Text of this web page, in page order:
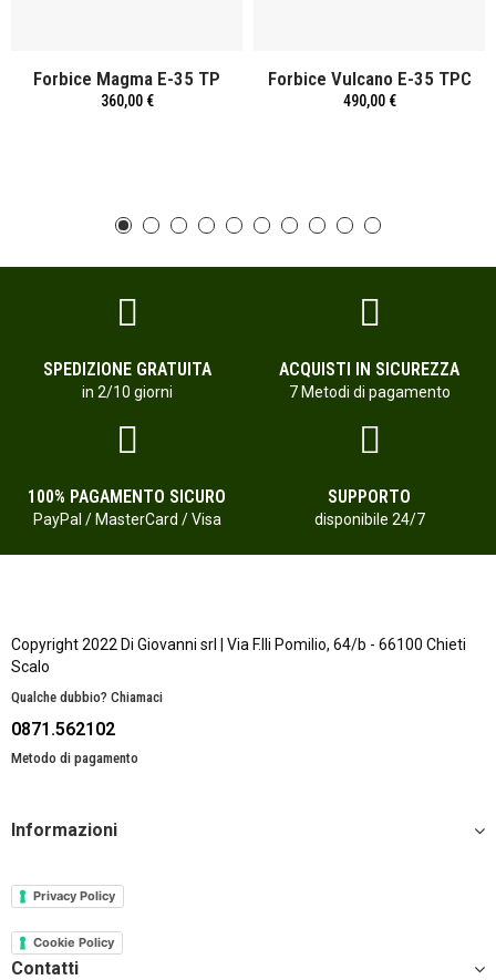
Forbice Magma E-35 TP
360,00 €
Forbice Vulcano E-35 TPC
490,00 €
SPEDIZIONE GRATUITA
in 2/10 giorni
ACQUISTI IN SICUREZZA
7 Metodi di pagamento
100% PAGAMENTO SICURO
PayPal / MasterCard / Visa
SUPPORTO
disponibile 24/7
Copyright 2022 Di Giovanni srl | Via F.lli Pomilio, 64/b - 66100 Chieti
Scalo
Qualche dubbio? Chiamaci
0871.562102
Metodo di pagamento
Informazioni
Privacy Policy
Cookie Policy
Contatti